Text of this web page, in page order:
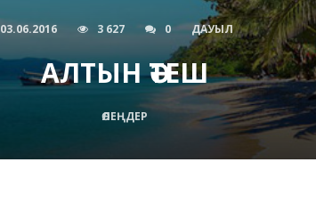
03.06.2016 3 627 0 ДАУЫЛ
АЛТЫН ӘТЕШ
ӨЛЕҢДЕР